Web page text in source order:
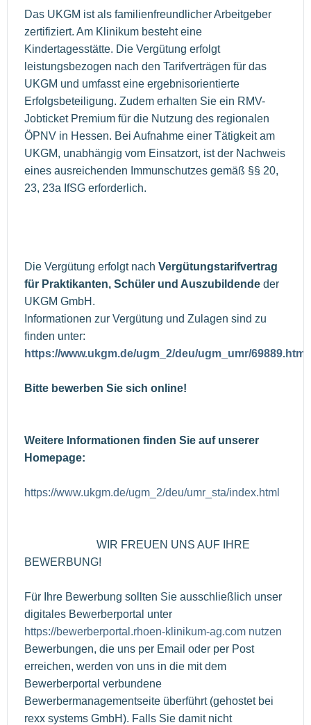
Das UKGM ist als familienfreundlicher Arbeitgeber
zertifiziert. Am Klinikum besteht eine
Kindertagesstätte. Die Vergütung erfolgt
leistungsbezogen nach den Tarifverträgen für das
UKGM und umfasst eine ergebnisorientierte
Erfolgsbeteiligung. Zudem erhalten Sie ein RMV-
Jobticket Premium für die Nutzung des regionalen
ÖPNV in Hessen. Bei Aufnahme einer Tätigkeit am
UKGM, unabhängig vom Einsatzort, ist der Nachweis
eines ausreichenden Immunschutzes gemäß §§ 20,
23, 23a IfSG erforderlich.
Die Vergütung erfolgt nach Vergütungstarifvertrag
für Praktikanten, Schüler und Auszubildende der
UKGM GmbH.
Informationen zur Vergütung und Zulagen sind zu
finden unter:
https://www.ukgm.de/ugm_2/deu/ugm_umr/69889.html
Bitte bewerben Sie sich online!
Weitere Informationen finden Sie auf unserer
Homepage:
https://www.ukgm.de/ugm_2/deu/umr_sta/index.html
WIR FREUEN UNS AUF IHRE
BEWERBUNG!
Für Ihre Bewerbung sollten Sie ausschließlich unser
digitales Bewerberportal unter
https://bewerberportal.rhoen-klinikum-ag.com nutzen
Bewerbungen, die uns per Email oder per Post
erreichen, werden von uns in die mit dem
Bewerberportal verbundene
Bewerbermanagementseite überführt (gehostet bei
rexx systems GmbH). Falls Sie damit nicht